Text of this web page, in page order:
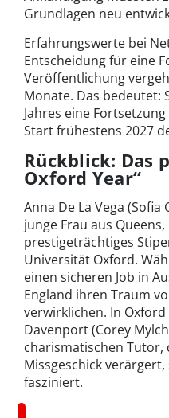
Grundlagen neu
Erfahrungswerte bei
Entscheidung für eine
Veröffentlichung
Monate. Das bedeutet:
Jahres eine
Start frühestens 2027
Rückblick: Das
Oxford Year“
Anna De La Vega
junge Frau aus
prestigeträchtiges
Universität Oxford.
einen sicheren Job in
England ihren Traum
verwirklichen. In Oxford
Davenport (Corey
charismatischen Tutor,
Missgeschick
fasziniert.